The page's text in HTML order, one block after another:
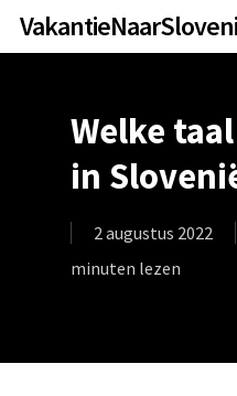
Overslaan
en
algemene
Welke
in
2 augustus 2022
minuten lezen